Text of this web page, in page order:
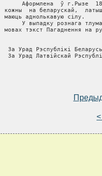
Аформлена  ў г.Рызе
кожны  на беларускай,
маюць аднолькавую сiлу.
У выпадку рознага
мовах тэкст Пагаднення на
За Урад Рэспублiкi
За Урад Латвiйскай